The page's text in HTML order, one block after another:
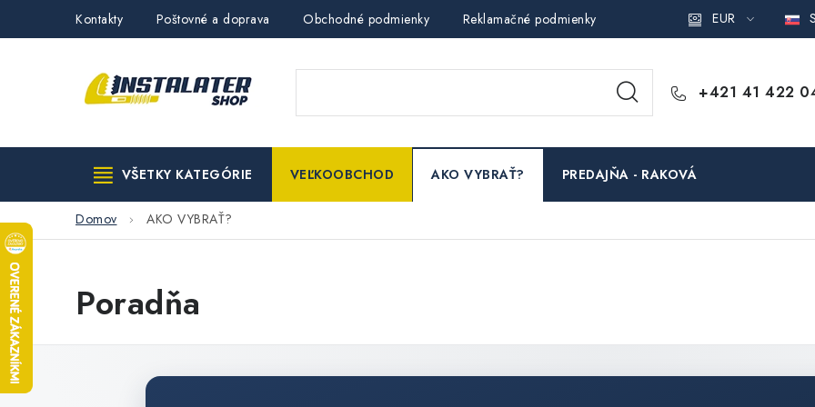
Kontakty Poštovné a doprava Obchodné podmienky Reklamačné podmienky Podmienky ochrany osobných
EUR
+421 41 422
VŠETKY KATEGÓRIE VEĽKOOBCHOD AKO VYBRAŤ? PREDAJŇA - RAKOVÁ
Domov AKO VYBRAŤ?
Poradňa